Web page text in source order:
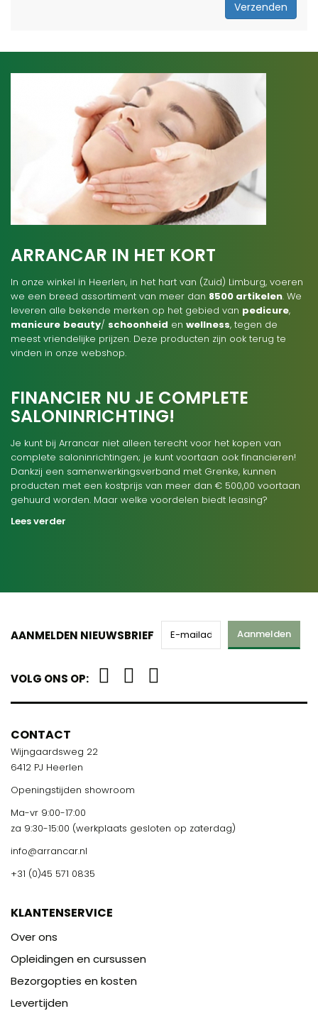
Verzenden
ARRANCAR IN HET KORT
In onze winkel in Heerlen, in het hart van (Zuid) Limburg, voeren
we een breed assortiment van meer dan 8500 artikelen. We
leveren alle bekende merken op het gebied van pedicure,
manicure beauty/ schoonheid en wellness, tegen de
meest vriendelijke prijzen. Deze producten zijn ook terug te
vinden in onze webshop.
FINANCIER NU JE COMPLETE
SALONINRICHTING!
Je kunt bij Arrancar niet alleen terecht voor het kopen van
complete saloninrichtingen; je kunt voortaan ook financieren!
Dankzij een samenwerkingsverband met Grenke, kunnen
producten met een kostprijs van meer dan € 500,00 voortaan
gehuurd worden. Maar welke voordelen biedt leasing?
Lees verder
AANMELDEN NIEUWSBRIEF Aanmelden
VOLG ONS OP:
CONTACT
Wijngaardsweg 22
6412 PJ Heerlen
Openingstijden showroom
Ma-vr 9:00-17:00
za 9:30-15:00 (werkplaats gesloten op zaterdag)
info@arrancar.nl
+31 (0)45 571 0835
KLANTENSERVICE
Over ons
Opleidingen en cursussen
Bezorgopties en kosten
Levertijden